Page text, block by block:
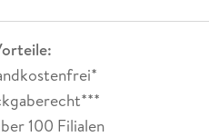
100 Filialen